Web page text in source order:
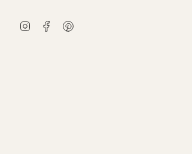
springen InstagramFacebook